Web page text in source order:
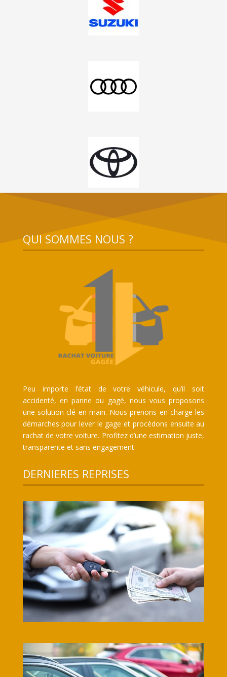
QUI SOMMES NOUS ?
Peu importe l’état de votre véhicule, qu’il soit
accidenté, en panne ou gagé, nous vous proposons
une solution clé en main. Nous prenons en charge les
démarches pour lever le gage et procédons ensuite au
rachat de votre voiture. Profitez d’une estimation juste,
transparente et sans engagement.
DERNIERES REPRISES